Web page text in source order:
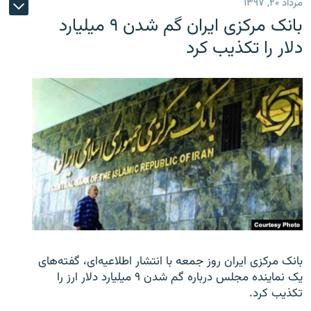
بانک مرکزی ایران گم شدن ۹ میلیارد
دلار را تکذیب کرد
بانک مرکزی ایران روز جمعه با انتشار اطلاعیه‌ای، گفته‌های
یک نماینده مجلس درباره گم شدن ۹ میلیارد دلار ارز را
تکذیب کرد.